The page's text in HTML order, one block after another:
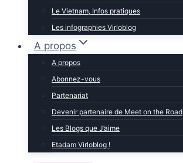
Le Vietnam, Infos pratiques
Les infographies Virloblog
A propos
A propos
Abonnez-vous
Partenariat
Devenir partenaire de Meet on the Road
Les Blogs que J’aime
Etadam Virloblog !